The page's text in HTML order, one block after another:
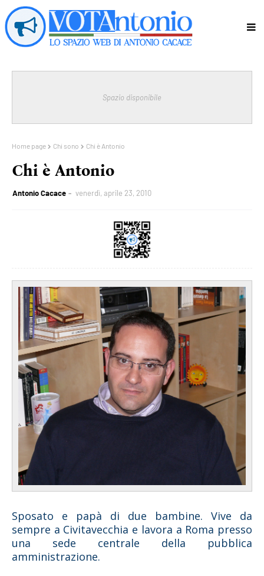
Spazio disponibile
Home page Chi sono Chi è Antonio
Chi è Antonio
Antonio Cacace venerdì, aprile 23, 2010
Sposato e papà di due bambine. Vive da
sempre a Civitavecchia e lavora a Roma presso
una sede centrale della pubblica
amministrazione.